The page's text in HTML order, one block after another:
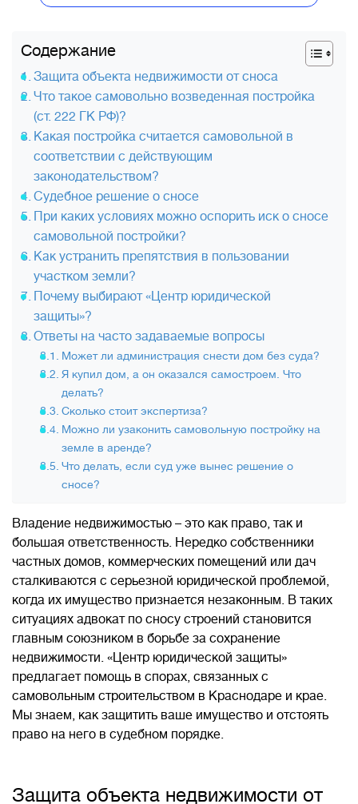
Содержание
Защита объекта недвижимости от сноса
Что такое самовольно возведенная постройка
(ст. 222 ГК РФ)?
Какая постройка считается самовольной в
соответствии с действующим
законодательством?
Судебное решение о сносе
При каких условиях можно оспорить иск о сносе
самовольной постройки?
Как устранить препятствия в пользовании
участком земли?
Почему выбирают «Центр юридической
защиты»?
Ответы на часто задаваемые вопросы
Может ли администрация снести дом без суда?
Я купил дом, а он оказался самостроем. Что
делать?
Сколько стоит экспертиза?
Можно ли узаконить самовольную постройку на
земле в аренде?
Что делать, если суд уже вынес решение о
сносе?
Владение недвижимостью – это как право, так и
большая ответственность. Нередко собственники
частных домов, коммерческих помещений или дач
сталкиваются с серьезной юридической проблемой,
когда их имущество признается незаконным. В таких
ситуациях адвокат по сносу строений становится
главным союзником в борьбе за сохранение
недвижимости. «Центр юридической защиты»
предлагает помощь в спорах, связанных с
самовольным строительством в Краснодаре и крае.
Мы знаем, как защитить ваше имущество и отстоять
право на него в судебном порядке.
Защита объекта недвижимости от